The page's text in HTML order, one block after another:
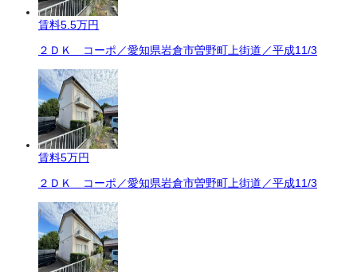
賃料5.5万円
２ＤＫ コーポ／愛知県岩倉市曽野町上街道／平成11/3
賃料5万円
２ＤＫ コーポ／愛知県岩倉市曽野町上街道／平成11/3